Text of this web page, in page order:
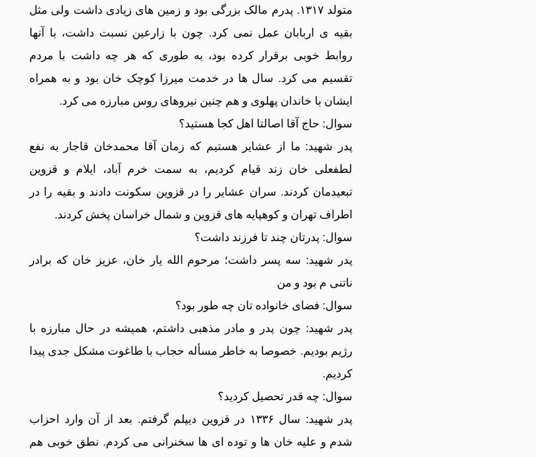
متولد ۱۳۱۷. پدرم مالک بزرگی بود و زمین های زیادی داشت ولی مثل
بقیه ی اربابان عمل نمی کرد. چون با زارعين نسبت داشت، با آنها
روابط خوبی برقرار کرده بود، به طوری که هر چه داشت با مردم
تقسیم می کرد. سال ها در خدمت میرزا کوچک خان بود و به همراه
ایشان با خاندان پهلوی و هم چنین نیروهای روس مبارزه می کرد.
سوال: حاج آقا اصالتا اهل کجا هستید؟
پدر شهید: ما از عشایر هستیم که زمان آقا محمدخان قاجار به نفع
لطفعلی خان زند قیام کردیم، به سمت خرم آباد، ایلام و قزوین
تبعیدمان کردند. سران عشایر را در قزوین سکونت دادند و بقیه را در
اطراف تهران و کوهپایه های قزوین و شمال خراسان پخش کردند.
سوال: پدرتان چند تا فرزند داشت؟
پدر شهید: سه پسر داشت؛ مرحوم الله یار خان، عزیز خان که برادر
ناتنی م بود و من
سوال: فضای خانواده تان چه طور بود؟
پدر شهید: چون پدر و مادر مذهبی داشتم، همیشه در حال مبارزه با
رژیم بودیم. خصوصا به خاطر مسأله حجاب با طاغوت مشکل جدی پیدا
کردیم.
سوال: چه قدر تحصیل کردید؟
پدر شهید: سال ۱۳۳۶ در قزوین دیپلم گرفتم. بعد از آن وارد احزاب
شدم و علیه خان ها و توده ای ها سخنرانی می کردم. نطق خوبی هم